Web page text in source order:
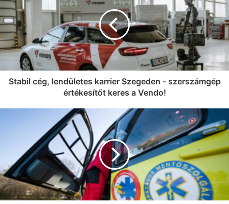
Stabil cég, lendületes karrier Szegeden - szerszámgép
értékesítőt keres a Vendo!